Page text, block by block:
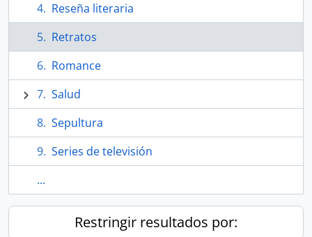
Reseña literaria
Retratos
Romance
Salud
Sepultura
Series de televisión
...
Restringir resultados por: